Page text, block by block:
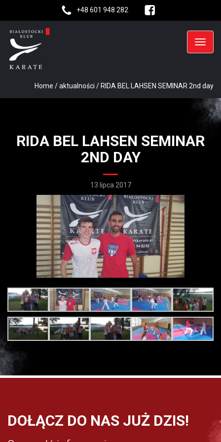
+48 601 948 282
Home /aktualności /RIDA BEL LAHSEN SEMINAR 2nd day
RIDA BEL LAHSEN SEMINAR
2ND DAY
13 lipca 2017
DOŁĄCZ DO NAS JUŻ DZIS!